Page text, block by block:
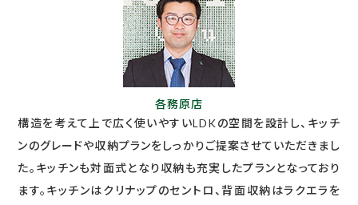
各務原店
構造を考えて上で広く使いやすいLDKの空間を設計し、キッチ
ンのグレードや収納プランをしっかりご提案させていただきまし
た。キッチンも対面式となり収納も充実したプランとなっており
ます。キッチンはクリナップのセントロ、背面収納はラクエラを